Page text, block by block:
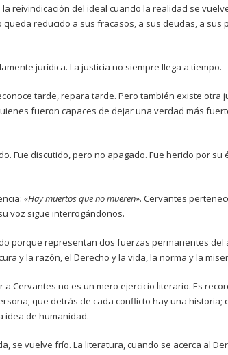
reivindicación del ideal cuando la realidad se
reducido a sus fracasos, a sus deudas, a sus
jurídica. La justicia no siempre llega a tiempo.
tarde, repara tarde. Pero también existe otra
fueron capaces de dejar una verdad más
Fue discutido, pero no apagado. Fue herido por su
«Hay muertos que no mueren». Cervantes
voz sigue interrogándonos.
porque representan dos fuerzas permanentes del
y la razón, el Derecho y la vida, la norma y la
Cervantes no es un mero ejercicio literario. Es
que detrás de cada conflicto hay una historia;
idea de humanidad.
se vuelve frío. La literatura, cuando se acerca al